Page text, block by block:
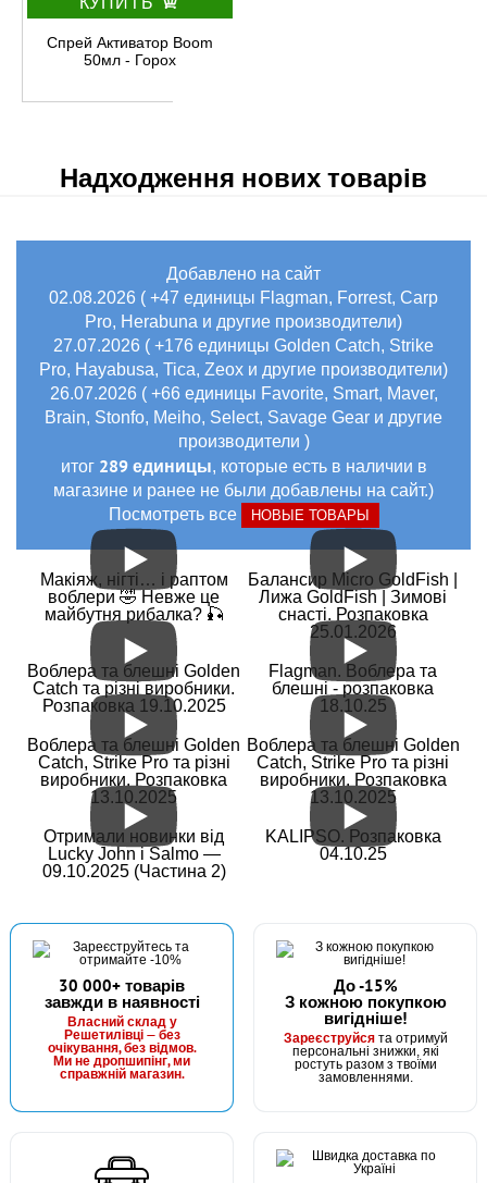
Спрей Активатор Boom
50мл - Горох
Надходження нових товарів
Добавлено на сайт
02.08.2026 ( +47 единицы Flagman, Forrest, Carp
Pro, Herabuna и другие производители)
27.07.2026 ( +176 единицы Golden Catch, Strike
Pro, Hayabusa, Tica, Zeox и другие производители)
26.07.2026 ( +66 единицы Favorite, Smart, Maver,
Brain, Stonfo, Meiho, Select, Savage Gear и другие
производители )
итог 289 единицы, которые есть в наличии в
магазине и ранее не были добавлены на сайт.)
Посмотреть все
НОВЫЕ ТОВАРЫ
Макіяж, нігті… і раптом
воблери 🤣 Невже це
майбутня рибалка? 🎣
Балансир Micro GoldFish |
Лижа GoldFish | Зимові
снасті. Розпаковка
25.01.2026
Воблера та блешні Golden
Catch та різні виробники.
Розпаковка 19.10.2025
Flagman. Воблера та
блешні - розпаковка
18.10.25
Воблера та блешні Golden
Catch, Strike Pro та різні
виробники. Розпаковка
13.10.2025
Воблера та блешні Golden
Catch, Strike Pro та різні
виробники. Розпаковка
13.10.2025
Отримали новинки від
Lucky John і Salmo —
09.10.2025 (Частина 2)
KALIPSO. Розпаковка
04.10.25
30 000+ товарів
завжди в наявності
Власний склад у
Решетилівці — без
очікування, без відмов.
Ми не дропшипінг, ми
справжній магазин.
До -15%
З кожною покупкою
вигідніше!
Зареєструйсята отримуй
персональні знижки, які
ростуть разом з твоїми
замовленнями.